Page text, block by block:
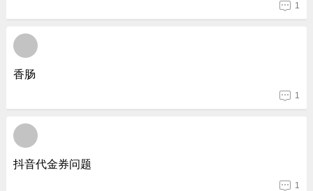
1
香肠
1
抖音代金券问题
1